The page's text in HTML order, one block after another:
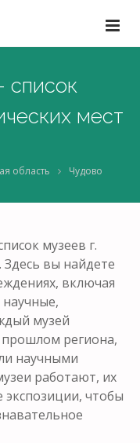
список
мест
область Чудово
музеев г.
Здесь вы найдете
включая
музей
региона,
научными
работают, их
экспозиции, чтобы